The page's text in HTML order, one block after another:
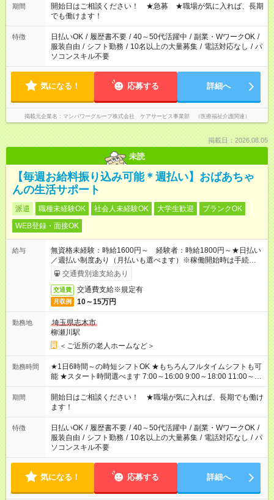
ん ※法令に基づき、週20時間以上勤務は社会保険への加入対象
となります ※労働者派遣法（日雇い派遣の原則禁止）により、
短時間・短期間の就業はご案内が難しい場合があります
期間
開始日はご相談ください！ ★急募 ★職場が気に入れば、長期
でも働けます！
特徴 日払いOK / 履歴書不要 / 40～50代活躍中 / 副業・WワークOK /
服装自由 / シフト勤務 / 10名以上の大量募集 / 電話対応なし / パ
ソコンスキル不要
気になる！ 応募する 詳細へ
掲載元企業名 マンパワーグループ株式会社 ケアサービス事業部 （医療福祉介護関連）
掲載日：2026.08.05
未読
【毎週お給料振り込み可能＊週払い】おばあちゃ
んの生活サポート
派遣 職種未経験OK 社会人未経験OK 大学生歓迎
ブランクOK
WEB登録・面接OK
給与
無資格未経験：時給1600円～ 経験者：時給1800円～★日払い
／週払い制度あり（月払いも選べます）※稼働開始時は手続き完
了次第のお支払いとなります。
交通費別途支給あり
交通費 交通費支給※規定有
月収例 10～15万円
勤務地
埼玉県志木市
柳瀬川駅
＜ご近所の老人ホームなど＞
勤務時間
★1日6時間～の時短シフトOK ★もちろんフルタイムシフトも可
能 ★スタート時間選べます 7:00～16:00 9:00～18:00 11:00～
20:00 など 残業なし！ ※Wワークの場合、他のお仕事と合わせ
週40時間超の就業はご案内できません ※法令に基づき、週20時
間以上勤務は社会保険への加入対象となります ※労働者派遣法
（日雇い派遣の原則禁止）により、短時間・短期間の就業はご
案内が難しい場合があります
期間
開始日はご相談ください！ ★職場が気に入れば、長期でも働け
ます！
特徴 日払いOK / 履歴書不要 / 40～50代活躍中 / 副業・WワークOK /
服装自由 / シフト勤務 / 10名以上の大量募集 / 電話対応なし / パ
ソコンスキル不要
気になる！ 応募する 詳細へ